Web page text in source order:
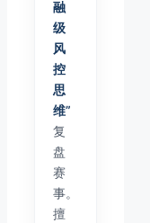
融
级
风
控
思
维”
复
盘
赛
事。
擅